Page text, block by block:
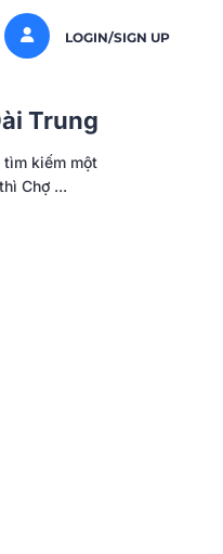
LOGIN/SIGN UP
Trung
tìm kiếm một
Chợ ...